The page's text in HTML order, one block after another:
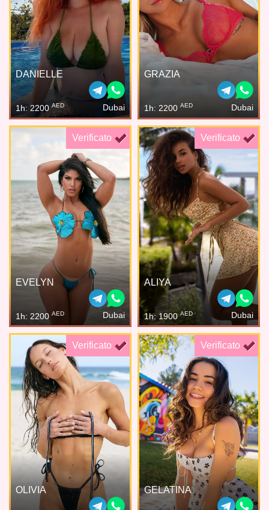
DANIELLE
1h: 2200AED Dubai
GRAZIA
1h: 2200 AED Dubai
Verificato
EVELYN
1h: 2200 AED Dubai
Verificato
ALIYA
1h: 1900AED Dubai
Verificato
OLIVIA
Verificato
GELATINA